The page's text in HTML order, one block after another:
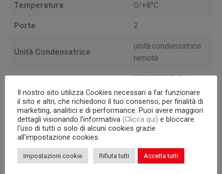
Temperatura 0/+8°C
Porte 2
Unità Condensatrice
unità condensatrice
remota
TEMPERATURA
POSITIVA
Profondità 80
Capacità interna griglie 600×400 mm
Corpo 710
Il nostro sito utilizza Cookies necessari a far funzionare
il sito e altri, che richiedono il tuo consenso, per finalità di
marketing, analitici e di performance. Puoi avere maggiori
dettagli visionando l’informativa (Clicca qui) e bloccare
l'uso di tutti o solo di alcuni cookies grazie
all'impostazione cookies.
Impostazioni cookie Rifiuta tutti Accetta tutti